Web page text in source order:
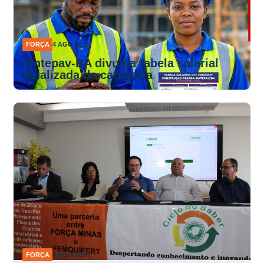
FORÇA 4 AGO 2026
Sintepav-BA divulga tabela salarial
atualizada da categoria
FORÇA 4 AGO 2026